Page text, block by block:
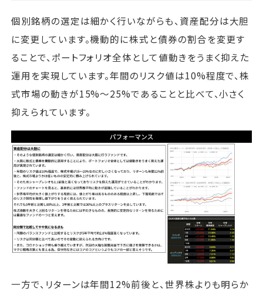
個別銘柄の選定は細かく行いながらも、資産配分は大胆
に変更しています。機動的に株式と債券の割合を変更す
ることで、ポートフォリオ全体として値動きをうまく抑えた
運用を実現しています。年間のリスク値は10%程度で、株
式市場の動きが15%～25%であることと比べて、小さく
抑えられています。
一方で、リターンは年間12%前後と、世界株よりも明らか